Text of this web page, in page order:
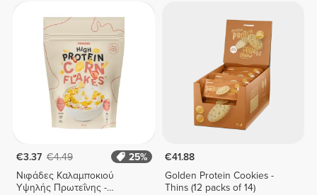
€3.37 €4.49
25%
Νιφάδες Καλαμποκιού
Υψηλής Πρωτεΐνης -
€41.88
Golden Protein Cookies -
Thins (12 packs of 14)